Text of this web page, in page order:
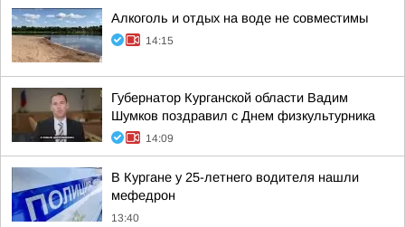
Алкоголь и отдых на воде не совместимы
14:15
Губернатор Курганской области Вадим
Шумков поздравил с Днем физкультурника
14:09
В Кургане у 25-летнего водителя нашли
мефедрон
13:40